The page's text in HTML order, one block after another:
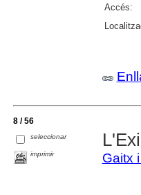
Accés:
8 / 56
seleccionar
imprimir Gaitx